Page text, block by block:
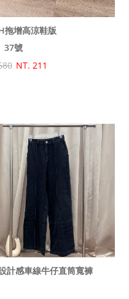
拖增高涼鞋版
37號
NT. 211
計感車線牛仔直筒寬褲